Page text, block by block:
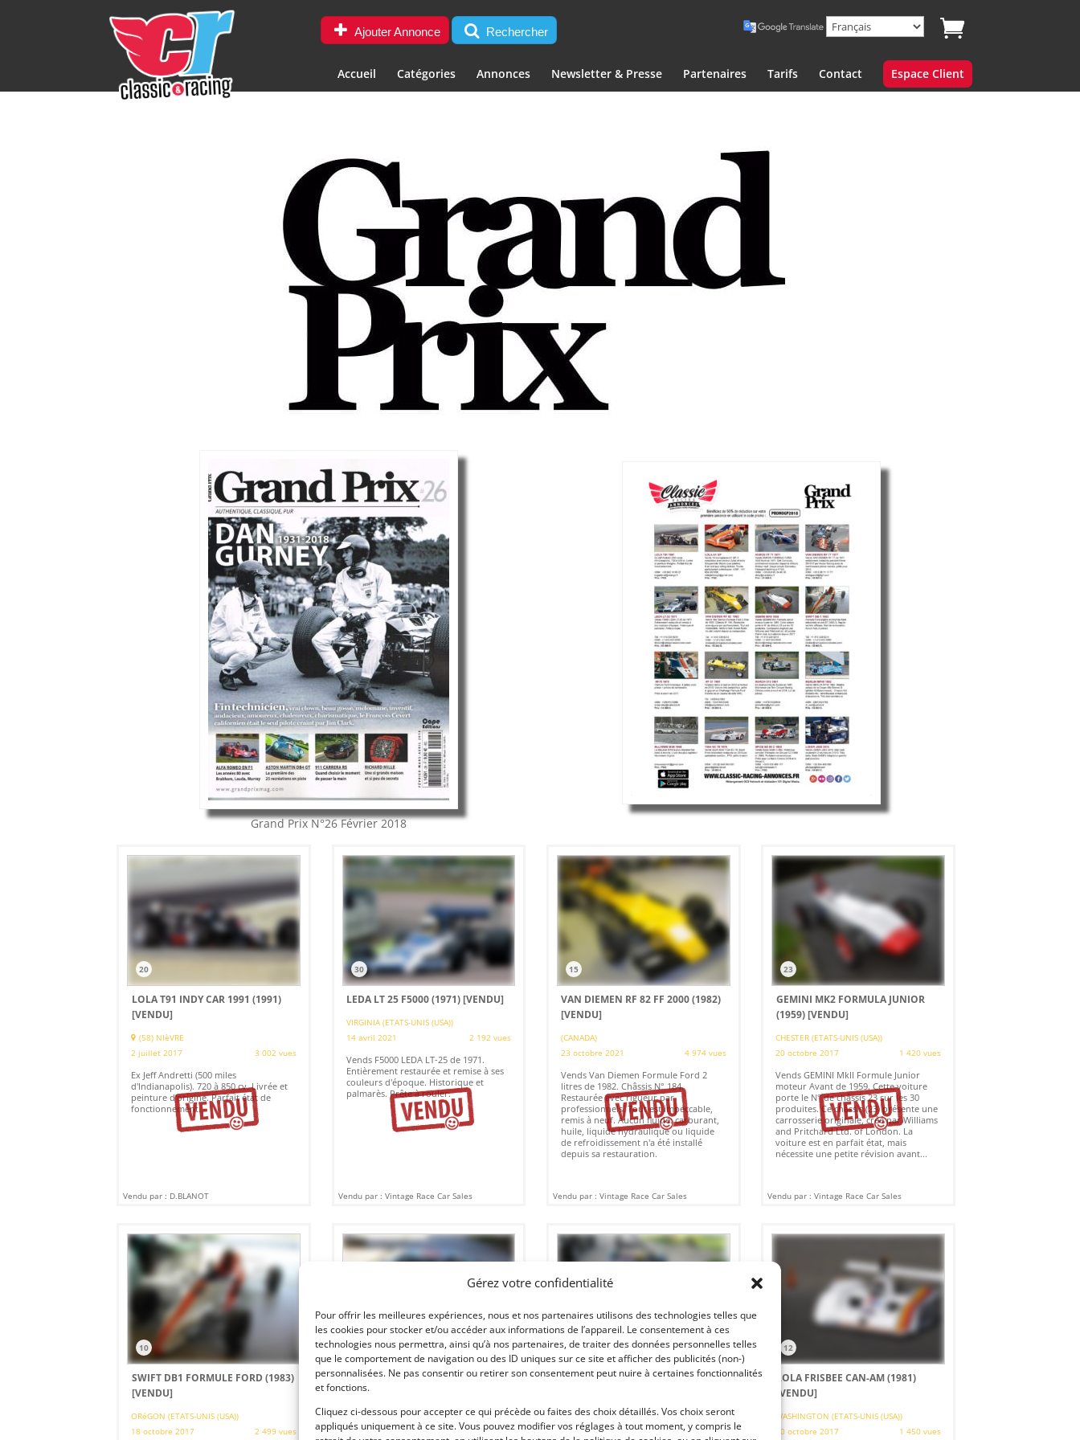
Gérez votre confidentialité
Pour offrir les meilleures expériences, nous et nos partenaires utilisons des technologies telles que
les cookies pour stocker et/ou accéder aux informations de l’appareil. Le consentement à ces
technologies nous permettra, ainsi qu’à nos partenaires, de traiter des données personnelles telles
que le comportement de navigation ou des ID uniques sur ce site et afficher des publicités (non-)
personnalisées. Ne pas consentir ou retirer son consentement peut nuire à certaines fonctionnalités
et fonctions.
Cliquez ci-dessous pour accepter ce qui précède ou faites des choix détaillés. Vos choix seront
appliqués uniquement à ce site. Vous pouvez modifier vos réglages à tout moment, y compris le
Ajouter Annonce Rechercher
Accueil Catégories Annonces Newsletter & Presse Partenaires Tarifs Contact Espace Client
Grand PrixN°26Février 2018
20
LOLA T91 INDY CAR 1991 (1991)
[VENDU]
(58) NIèVRE
2 juillet 2017
3 002 vues
Ex Jeff Andretti (500 miles
d'Indianapolis). 720 à 850 cv. Livrée et
peinture d'origine. Parfait état de
fonctionnement.
Vendu par : D.BLANOT
30
LEDA LT 25 F5000 (1971)[VENDU]
VIRGINIA (ETATS-UNIS (USA))
14 avril 2021
2 192 vues
Vends F5000 LEDA LT-25 de 1971.
Entièrement restaurée et remise à ses
couleurs d'époque. Historique et
palmarès. Prête à rouler.
Vendu par : Vintage Race Car Sales
15
VAN DIEMEN RF 82 FF 2000 (1982)
[VENDU]
(CANADA)
23 octobre 2021
4 974 vues
Vends Van Diemen Formule Ford 2
litres de 1982. Châssis N° 184.
Restaurée avec rigueur par
professionnels. Tout est impeccable,
remis à neuf. Aucun fluide: carburant,
huile, liquide hydraulique ou liquide
de refroidissement n'a été installé
depuis sa restauration.
Vendu par : Vintage Race Car Sales
23
GEMINI MK2 FORMULA JUNIOR
(1959)[VENDU]
CHESTER (ETATS-UNIS (USA))
20 octobre 2017
1 420 vues
Vends GEMINI MkII Formule Junior
moteur Avant de 1959. Cette voiture
porte le N° de châssis 23 sur les 30
produites. Ce châssis (23) présente une
carrosserie originale, créé par Williams
and Pritchard Ltd. of London. La
voiture est en parfait état, mais
nécessite une petite révision avant...
Vendu par : Vintage Race Car Sales
10
SWIFT DB1 FORMULE FORD (1983)
[VENDU]
ORéGON (ETATS-UNIS (USA))
18 octobre 2017
2 499 vues
24
FORD GT 40 CONTINUATION
[VENDU]
LANAKEN (BELGIQUE)
13 novembre 2017
4 130 vues
15
LOTUS 17 (1959)[VENDU]
21 octobre 2017
2 222 vues
12
LOLA FRISBEE CAN-AM (1981)
[VENDU]
WASHINGTON (ETATS-UNIS (USA))
20 octobre 2017
1 450 vues